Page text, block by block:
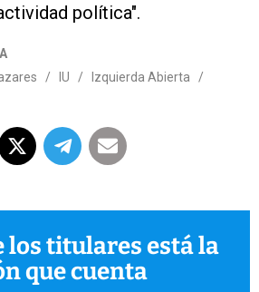
política".
/ IU / Izquierda Abierta
/
los titulares está la
que cuenta